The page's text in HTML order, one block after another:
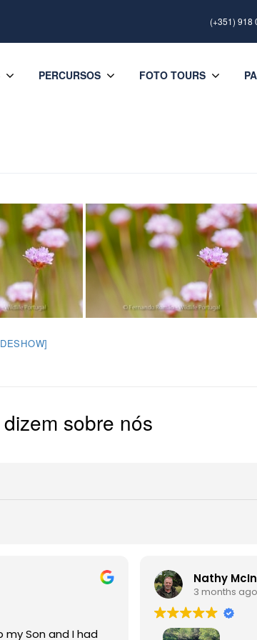
(+351) 918
PERCURSOS FOTO TOURS
sobre nós
Son and I had
Nathy
3 months ago